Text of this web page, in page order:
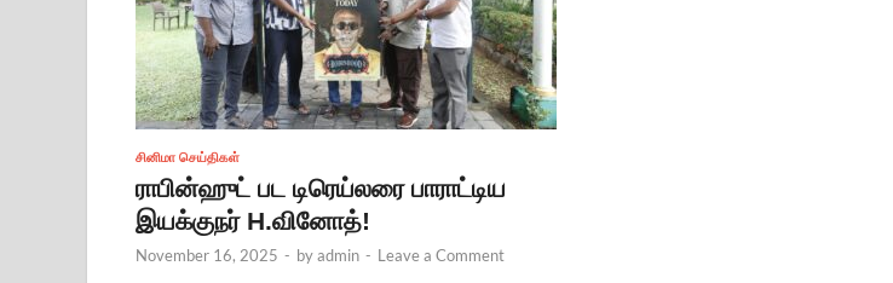
சினிமா செய்திகள்
ராபின்ஹுட் பட டிரெய்லரை பாராட்டிய
இயக்குநர் H.வினோத்!
November 16, 2025 - byadmin - Leave a Comment